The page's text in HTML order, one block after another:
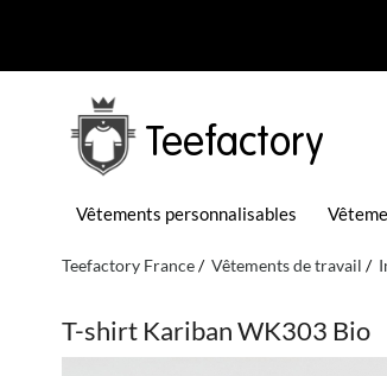
Teefactory
Vêtements personnalisables
Teefactory France Vêtements de travail
T-shirt Kariban WK303 Bio